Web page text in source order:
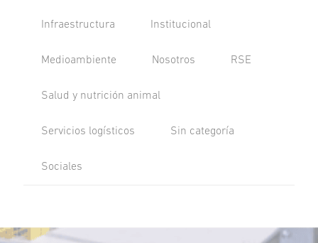
Infraestructura Institucional
Medioambiente Nosotros RSE
Salud y nutrición animal
Servicios logísticos Sin categoría
Sociales